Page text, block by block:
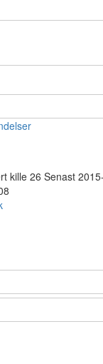
kille 26 Senast